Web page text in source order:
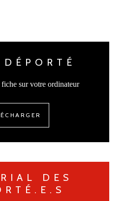
sur votre ordinateur
DES